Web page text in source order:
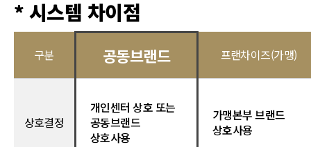
* 시스템 차이점
구분 공동브랜드 프랜차이즈(가맹)
상호결정
개인센터 상호 또는
공동브랜드
상호사용
가맹본부 브랜드
상호사용